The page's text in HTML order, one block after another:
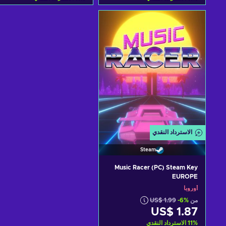
أضف إلى سلة التسوق
View offers
الاسترداد النقدي
Steam
Music Racer (PC) Steam Key
EUROPE
أوروبا
من
US$ 1.99 -6%
US$ 1.87
11% الاسترداد النقدي